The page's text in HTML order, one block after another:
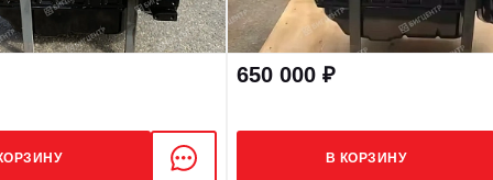
650 000 ₽
В КОРЗИНУ